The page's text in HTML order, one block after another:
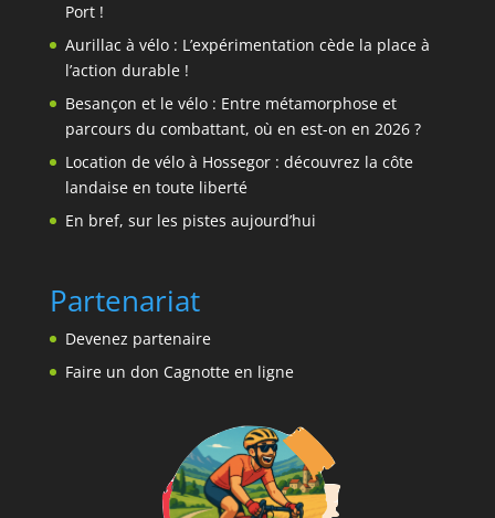
Port !
Aurillac à vélo : L’expérimentation cède la place à
l’action durable !
Besançon et le vélo : Entre métamorphose et
parcours du combattant, où en est-on en 2026 ?
Location de vélo à Hossegor : découvrez la côte
landaise en toute liberté
En bref, sur les pistes aujourd’hui
Partenariat
Devenez partenaire
Faire un don Cagnotte en ligne